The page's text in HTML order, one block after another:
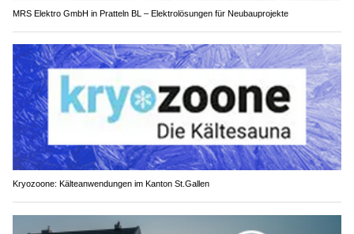
MRS Elektro GmbH in Pratteln BL – Elektrolösungen für Neubauprojekte